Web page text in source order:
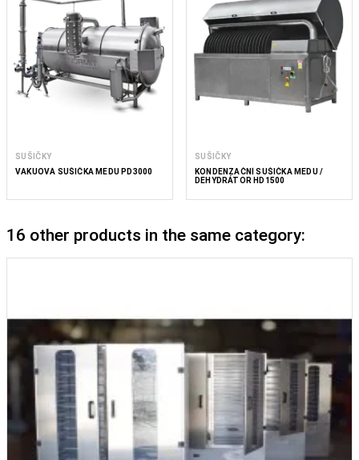
SUŠIČKY
VAKUOVÁ SUŠIČKA MEDU PD3000
SUŠIČKY
KONDENZAČNÍ SUŠIČKA MEDU /
DEHYDRÁTOR HD1500
16 other products in the same category: